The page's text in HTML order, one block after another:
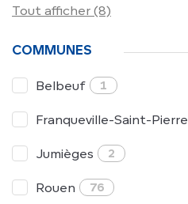
Tout afficher (8)
COMMUNES
Belbeuf 1
Franqueville-Saint-Pierre
Jumièges 2
Rouen 76